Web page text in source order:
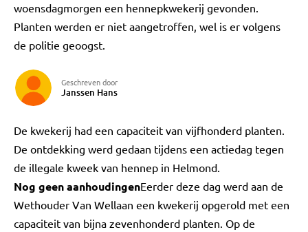
woensdagmorgen een hennepkwekerij gevonden.
Planten werden er niet aangetroffen, wel is er volgens
de politie geoogst.
Geschreven door
Janssen Hans
De kwekerij had een capaciteit van vijfhonderd planten.
De ontdekking werd gedaan tijdens een actiedag tegen
de illegale kweek van hennep in Helmond.
Nog geen aanhoudingenEerder deze dag werd aan de
Wethouder Van Wellaan een kwekerij opgerold met een
capaciteit van bijna zevenhonderd planten. Op de